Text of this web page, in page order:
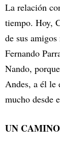
La relación
tiempo. Hoy,
de sus
Fernando
Nando,
Andes, a él le
mucho desde
UN